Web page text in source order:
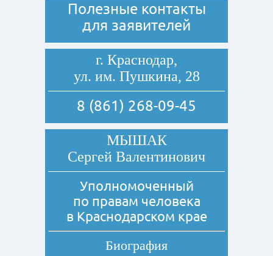
Полезные контакты
для заявителей
г. Краснодар,
ул. им. Пушкина, 28
8 (861) 268-09-45
МЫШАК
Сергей Валентинович
Уполномоченный
по правам человека
в Краснодарском крае
Биография